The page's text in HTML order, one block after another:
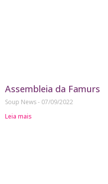
Assembleia da Famurs
Soup News
07/09/2022
Leia mais